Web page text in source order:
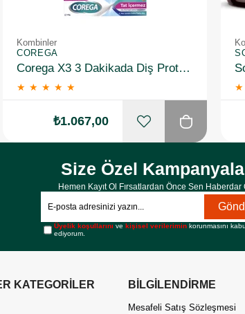
Kombinler
COREGA
Corega X3 3 Dakikada Diş Protezi Temizleyici 30 Tablet + X3 Tat Içermez Diş Protezi Yapıştırıcı 40 gr
★ ★ ★ ★ ★
₺1.067,00
★
Size Özel
Hemen Kayıt Ol Fırsatlardan Önce Sen Haberdar
Üyelik koşullarını vekişisel verilerimin korunmasını
ediyorum.
KATEGORİLER BİLGİLENDİRME
Mesafeli Satış Sözleşmesi